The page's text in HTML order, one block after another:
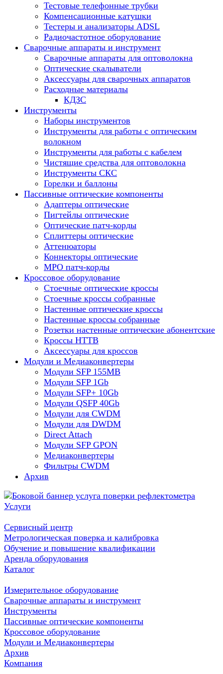
Тестовые телефонные трубки
Компенсационные катушки
Тестеры и анализаторы ADSL
Радиочастотное оборудование
Сварочные аппараты и инструмент
Сварочные аппараты для оптоволокна
Оптические скалыватели
Аксессуары для сварочных аппаратов
Расходные материалы
КДЗС
Инструменты
Наборы инструментов
Инструменты для работы с оптическим
волокном
Инструменты для работы с кабелем
Чистящие средства для оптоволокна
Инструменты СКС
Горелки и баллоны
Пассивные оптические компоненты
Адаптеры оптические
Пигтейлы оптические
Оптические патч-корды
Сплиттеры оптические
Аттенюаторы
Коннекторы оптические
MPO патч-корды
Кроссовое оборудование
Стоечные оптические кроссы
Стоечные кроссы собранные
Настенные оптические кроссы
Настенные кроссы собранные
Розетки настенные оптические абонентские
Кроссы HTTB
Аксессуары для кроссов
Модули и Медиаконвертеры
Модули SFP 155MB
Модули SFP 1Gb
Модули SFP+ 10Gb
Модули QSFP 40Gb
Модули для CWDM
Модули для DWDM
Direct Attach
Модули SFP GPON
Медиаконвертеры
Фильтры CWDM
Архив
Услуги
Сервисный центр
Метрологическая поверка и калибровка
Обучение и повышение квалификации
Аренда оборудования
Каталог
Измерительное оборудование
Сварочные аппараты и инструмент
Инструменты
Пассивные оптические компоненты
Кроссовое оборудование
Модули и Медиаконвертеры
Архив
Компания